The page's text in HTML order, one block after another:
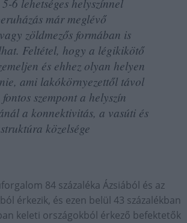
már meglévő
zöldmezős formában is
Feltétel, hogy a légikikötő
és ehhez olyan helyen
ami lakókörnyezettől távol
szempont a helyszín
a konnektivitás, a vasúti és
közelsége
84 százaléka Ázsiából és az
érkezik, és ezen belül 43 százalékban
keleti országokból érkező befektetők